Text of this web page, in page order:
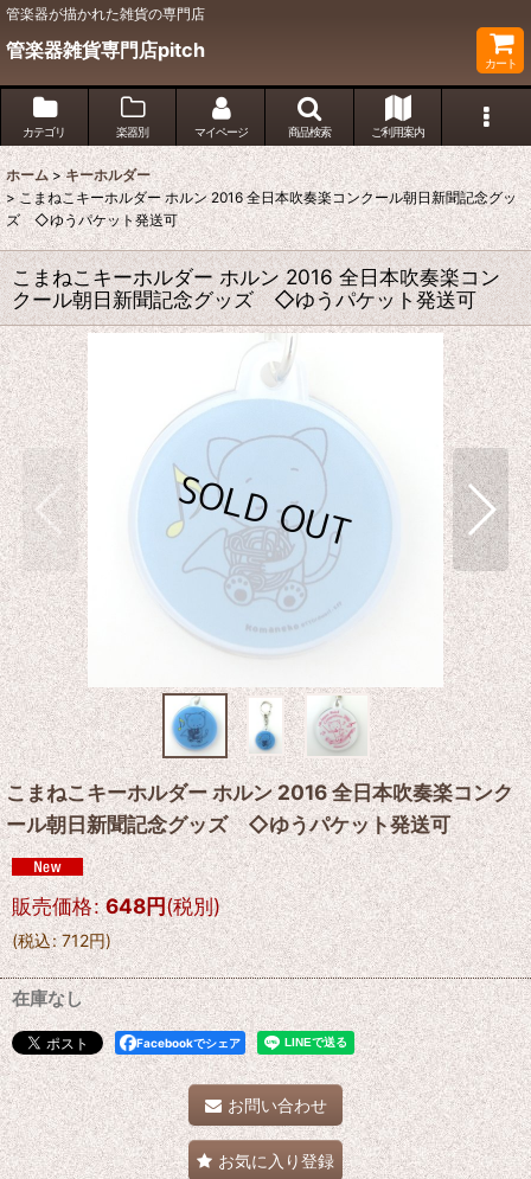
管楽器が描かれた雑貨の専門店
管楽器雑貨専門店pitch
カート
カテゴリ 楽器別 マイページ 商品検索 ご利用案内
ホーム > キーホルダー
> こまねこキーホルダー ホルン 2016 全日本吹奏楽コンクール朝日新聞記念グッ
ズ ◇ゆうパケット発送可
こまねこキーホルダー ホルン 2016 全日本吹奏楽コン
クール朝日新聞記念グッズ ◇ゆうパケット発送可
こまねこキーホルダー ホルン 2016 全日本吹奏楽コンク
ール朝日新聞記念グッズ ◇ゆうパケット発送可
販売価格: 648円(税別)
(税込: 712円)
在庫なし
Facebookでシェア
お問い合わせ
お気に入り登録